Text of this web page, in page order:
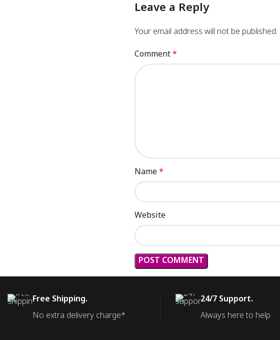
Leave a Reply
Your email address will not be published.
Comment*
Name*
Website
Free Shipping.
No extra delivery charge*
24/7 Support.
Always here to help